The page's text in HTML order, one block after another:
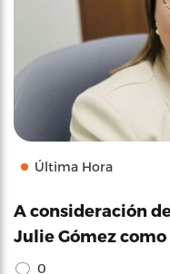
Última Hora
A consideración
Julie Gómez
0